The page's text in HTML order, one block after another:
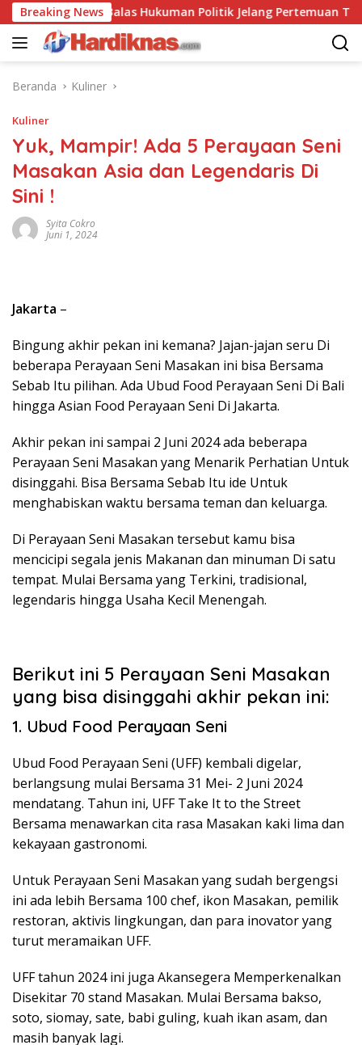
Langsung
ke
konten
Breaking News
Saling Balas Hukuman Politik Jelang Pertemuan Trump
Beranda Kuliner
Kuliner
Yuk, Mampir! Ada 5 Perayaan Seni
Masakan Asia dan Legendaris Di
Sini !
Syita Cokro
Juni 1, 2024
Jakarta –
Bingung akhir pekan ini kemana? Jajan-jajan seru Di
beberapa Perayaan Seni Masakan ini bisa Bersama
Sebab Itu pilihan. Ada Ubud Food Perayaan Seni Di Bali
hingga Asian Food Perayaan Seni Di Jakarta.
Akhir pekan ini sampai 2 Juni 2024 ada beberapa
Perayaan Seni Masakan yang Menarik Perhatian Untuk
disinggahi. Bisa Bersama Sebab Itu ide Untuk
menghabiskan waktu bersama teman dan keluarga.
Di Perayaan Seni Masakan tersebut kamu bisa
mencicipi segala jenis Makanan dan minuman Di satu
tempat. Mulai Bersama yang Terkini, tradisional,
legendaris hingga Usaha Kecil Menengah.
Berikut ini 5 Perayaan Seni Masakan
yang bisa disinggahi akhir pekan ini:
1. Ubud Food Perayaan Seni
Ubud Food Perayaan Seni (UFF) kembali digelar,
berlangsung mulai Bersama 31 Mei- 2 Juni 2024
mendatang. Tahun ini, UFF Take It to the Street
Bersama menawarkan cita rasa Masakan kaki lima dan
kekayaan gastronomi.
Untuk Perayaan Seni Masakan yang sudah bergengsi
ini ada lebih Bersama 100 chef, ikon Masakan, pemilik
restoran, aktivis lingkungan, dan para inovator yang
turut meramaikan UFF.
UFF tahun 2024 ini juga Akansegera Memperkenalkan
Disekitar 70 stand Masakan. Mulai Bersama bakso,
soto, siomay, sate, babi guling, kuah ikan asam, dan
masih banyak lagi.